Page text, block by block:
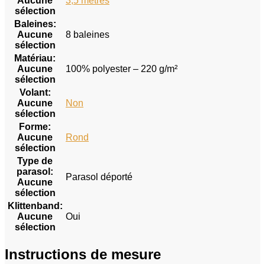
sélection
Baleines:
Aucune
sélection
8 baleines
Matériau:
Aucune
sélection
100% polyester – 220 g/m²
Volant:
Aucune
sélection
Non
Forme:
Aucune
sélection
Rond
Type de
parasol :
Aucune
sélection
Parasol déporté
Klittenband :
Aucune
sélection
Oui
Instructions de mesure